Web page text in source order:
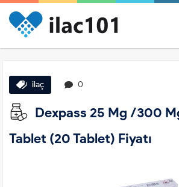
ilaç 0
Dexpass 25 Mg /300
Tablet (20 Tablet) Fiyatı